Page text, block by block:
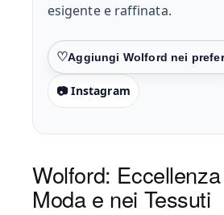
esigente e raffinata.
Preferiti
📷 Instagram
Wolford:
Moda e nei Tessuti